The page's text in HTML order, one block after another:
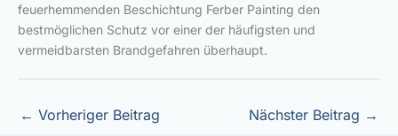
feuerhemmenden Beschichtung Ferber Painting den
bestmöglichen Schutz vor einer der häufigsten und
vermeidbarsten Brandgefahren überhaupt.
← Vorheriger Beitrag Nächster Beitrag →